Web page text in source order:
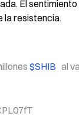
El
la resistencia.
$SHIB
al